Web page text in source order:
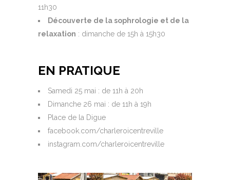
11h30
Découverte de la sophrologie et de la
relaxation : dimanche de 15h à 15h30
EN PRATIQUE
Samedi 25 mai : de 11h à 20h
Dimanche 26 mai : de 11h à 19h
Place de la Digue
facebook.com/charleroicentreville
instagram.com/charleroicentreville